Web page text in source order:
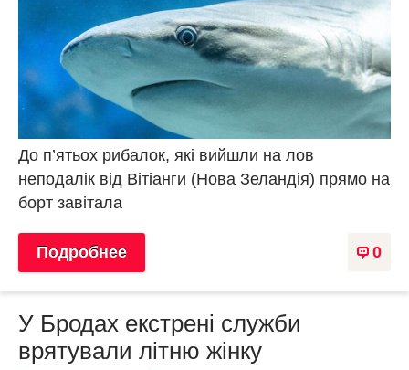
До п’ятьох рибалок, які вийшли на лов
неподалік від Вітіанги (Нова Зеландія) прямо на
борт завітала
0
Подробнее
У Бродах екстрені служби
врятували літню жінку